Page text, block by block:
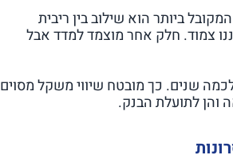
ביותר הוא שילוב בין ריבית
צמוד. חלק אחר מוצמד למדד אבל
שנים. כך מובטח שיווי משקל מסוים
והן לתועלת הבנק.